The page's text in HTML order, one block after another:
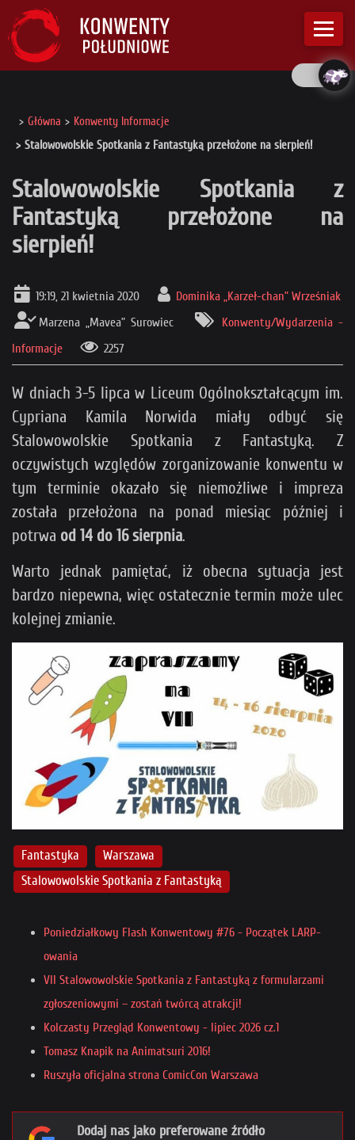
Główna
Konwenty Informacje
Stalowowolskie Spotkania z Fantastyką przełożone na sierpień!
Stalowowolskie Spotkania z
Fantastyką przełożone na
sierpień!
19:19, 21 kwietnia 2020
Dominika „Karzeł-chan” Wrześniak
Marzena „Mavea” Surowiec
Konwenty/Wydarzenia -
Informacje
2257
W dniach 3-5 lipca w Liceum Ogólnokształcącym im.
Cypriana Kamila Norwida miały odbyć się
Stalowowolskie Spotkania z Fantastyką. Z
oczywistych względów zorganizowanie konwentu w
tym terminie okazało się niemożliwe i impreza
została przełożona na ponad miesiąc później i
potrwa od 14 do 16 sierpnia.
Warto jednak pamiętać, iż obecna sytuacja jest
bardzo niepewna, więc ostatecznie termin może ulec
kolejnej zmianie.
Fantastyka
Warszawa
Stalowowolskie Spotkania z Fantastyką
Poniedziałkowy Flash Konwentowy #76 - Początek LARP-
owania
VII Stalowowolskie Spotkania z Fantastyką z formularzami
zgłoszeniowymi – zostań twórcą atrakcji!
Kolczasty Przegląd Konwentowy - lipiec 2026 cz.1
Tomasz Knapik na Animatsuri 2016!
Ruszyła oficjalna strona ComicCon Warszawa
Dodaj nas jako preferowane źródło